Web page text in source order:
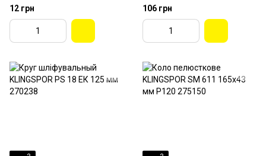
270272
12 грн
230х3х22.23 мм 170710
106 грн